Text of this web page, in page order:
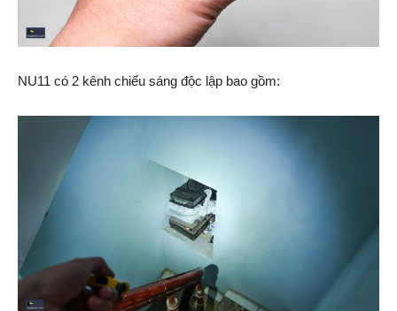
NU11 có 2 kênh chiếu sáng độc lập bao gồm: